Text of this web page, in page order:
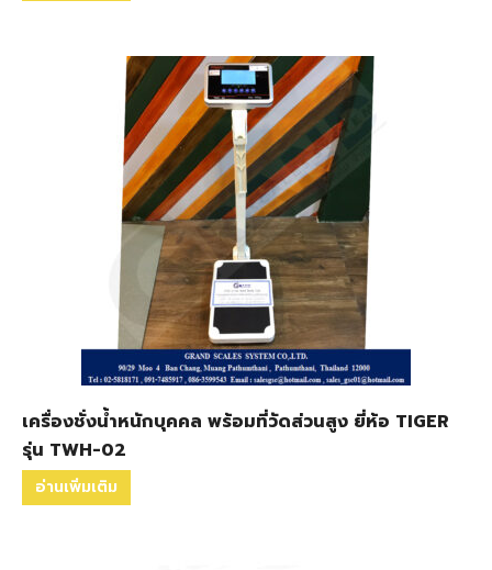
เครื่องชั่งน้ำหนักบุคคล พร้อมที่วัดส่วนสูง ยี่ห้อ TIGER
รุ่น TWH-02
อ่านเพิ่มเติม